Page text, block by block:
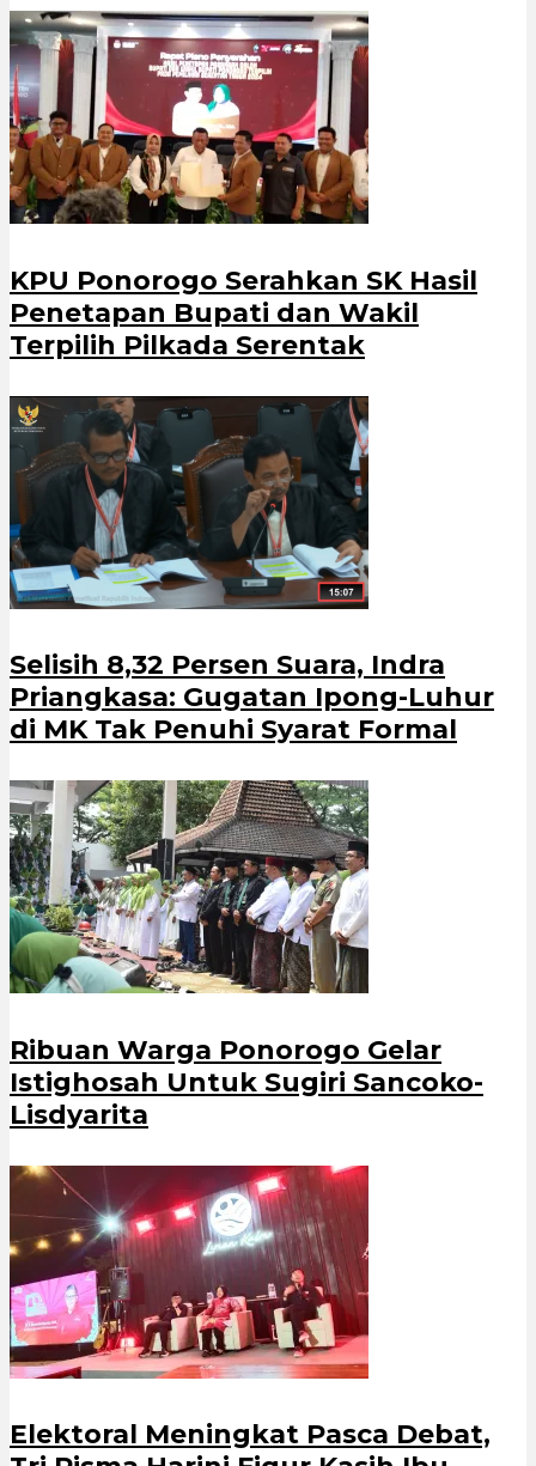
KPU Ponorogo Serahkan SK Hasil
Penetapan Bupati dan Wakil
Terpilih Pilkada Serentak
Selisih 8,32 Persen Suara, Indra
Priangkasa: Gugatan Ipong-Luhur
di MK Tak Penuhi Syarat Formal
Ribuan Warga Ponorogo Gelar
Istighosah Untuk Sugiri Sancoko-
Lisdyarita
Elektoral Meningkat Pasca Debat,